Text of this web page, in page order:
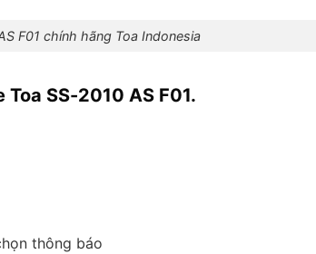
F01 chính hãng Toa Indonesia
SS-2010 AS F01.
thông báo